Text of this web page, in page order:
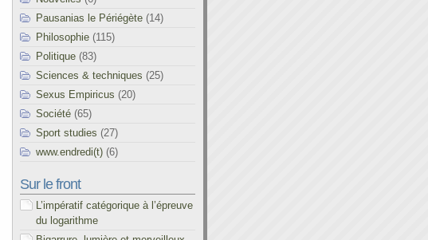
Pausanias le Périégète (14)
Philosophie (115)
Politique (83)
Sciences & techniques (25)
Sexus Empiricus (20)
Société (65)
Sport studies (27)
www.endredi(t) (6)
Sur le front
L’impératif catégorique à l’épreuve
du logarithme